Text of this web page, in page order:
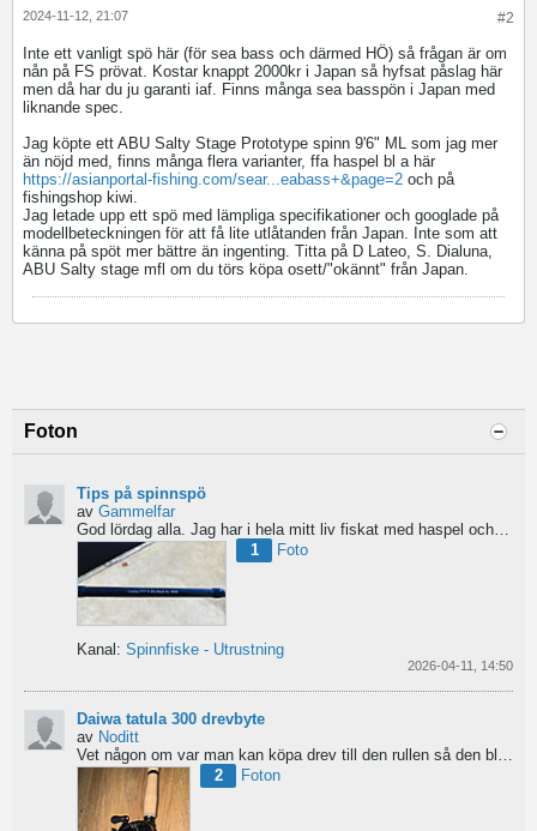
#2
2024-11-12, 21:07
Inte ett vanligt spö här (för sea bass och därmed HÖ) så frågan är om
nån på FS prövat. Kostar knappt 2000kr i Japan så hyfsat påslag här
men då har du ju garanti iaf. Finns många sea basspön i Japan med
liknande spec.
Jag köpte ett ABU Salty Stage Prototype spinn 9'6" ML som jag mer
än nöjd med, finns många flera varianter, ffa haspel bl a här
https://asianportal-fishing.com/sear...eabass+&page=2 och på
fishingshop kiwi.
Jag letade upp ett spö med lämpliga specifikationer och googlade på
modellbeteckningen för att få lite utlåtanden från Japan. Inte som att
känna på spöt mer bättre än ingenting. Titta på D Lateo, S. Dialuna,
ABU Salty stage mfl om du törs köpa osett/"okännt" från Japan.
Foton
Tips på spinnspö
av Gammelfar
God lördag alla. Jag har i hela mitt liv fiskat med haspel och har för något år sedan hittat min...
1
Foto
Kanal: Spinnfiske - Utrustning
2026-04-11, 14:50
Daiwa tatula 300 drevbyte
av Noditt
Vet någon om var man kan köpa drev till den rullen så den blir lågutväxlad har en japansk 8.1 det är...
2
Foton